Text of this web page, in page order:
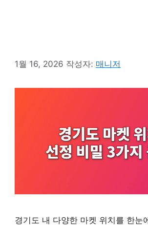
1월 16, 2026 작성자: 매니저
경기도 내 다양한 마켓 위치를 한눈